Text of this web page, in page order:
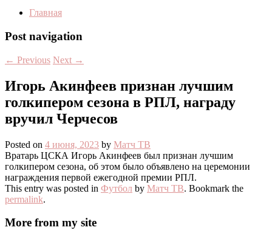
Главная
Post navigation
← Previous Next →
Игорь Акинфеев признан лучшим
голкипером сезона в РПЛ, награду
вручил Черчесов
Posted on 4 июня, 2023 by Матч ТВ
Вратарь ЦСКА Игорь Акинфеев был признан лучшим
голкипером сезона, об этом было объявлено на церемонии
награждения первой ежегодной премии РПЛ.
This entry was posted in Футбол by Матч ТВ. Bookmark the
permalink.
More from my site